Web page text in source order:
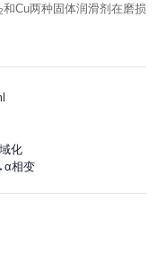
和Cu两种固体润滑剂在磨损
化
相变